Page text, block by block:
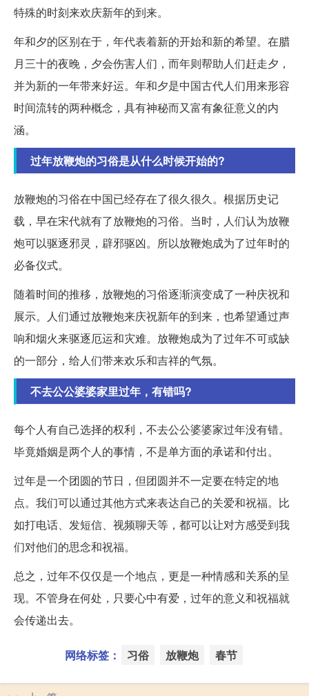
特殊的时刻来欢庆新年的到来。
年和夕的区别在于，年代表着新的开始和新的希望。在腊
月三十的夜晚，夕会伤害人们，而年则帮助人们赶走夕，
并为新的一年带来好运。年和夕是中国古代人们用来形容
时间流转的两种概念，具有神秘而又富有象征意义的内
涵。
过年放鞭炮的习俗是从什么时候开始的?
放鞭炮的习俗在中国已经存在了很久很久。根据历史记
载，早在宋代就有了放鞭炮的习俗。当时，人们认为放鞭
炮可以驱逐邪灵，辟邪驱凶。所以放鞭炮成为了过年时的
必备仪式。
随着时间的推移，放鞭炮的习俗逐渐演变成了一种庆祝和
展示。人们通过放鞭炮来庆祝新年的到来，也希望通过声
响和烟火来驱逐厄运和灾难。放鞭炮成为了过年不可或缺
的一部分，给人们带来欢乐和吉祥的气氛。
不去公公婆婆家里过年，有错吗?
每个人有自己选择的权利，不去公公婆婆家过年没有错。
毕竟婚姻是两个人的事情，不是单方面的承诺和付出。
过年是一个团圆的节日，但团圆并不一定要在特定的地
点。我们可以通过其他方式来表达自己的关爱和祝福。比
如打电话、发短信、视频聊天等，都可以让对方感受到我
们对他们的思念和祝福。
总之，过年不仅仅是一个地点，更是一种情感和关系的呈
现。不管身在何处，只要心中有爱，过年的意义和祝福就
会传递出去。
网络标签： 习俗 放鞭炮 春节